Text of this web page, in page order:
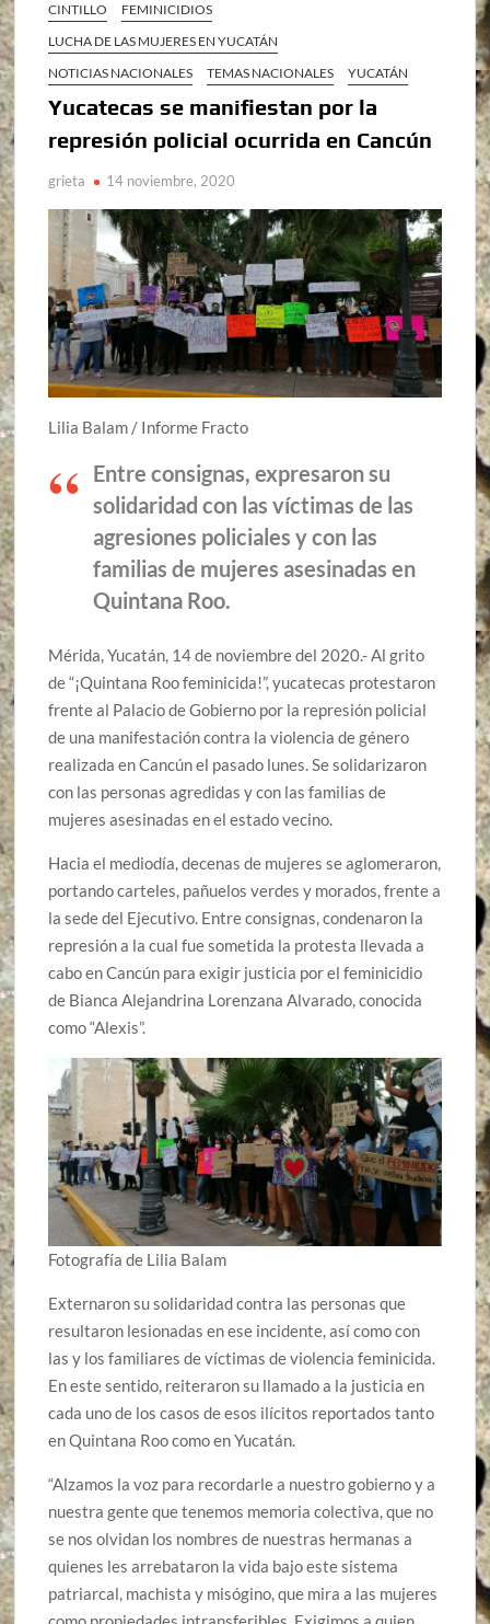
CINTILLO
FEMINICIDIOS
LUCHA DE LAS MUJERES EN YUCATÁN
NOTICIAS NACIONALES
TEMAS NACIONALES YUCATÁN
Yucatecas se manifiestan por la
represión policial ocurrida en Cancún
grieta 14 noviembre, 2020
Lilia Balam / Informe Fracto
Entre consignas, expresaron su
solidaridad con las víctimas de las
agresiones policiales y con las
familias de mujeres asesinadas en
Quintana Roo.
Mérida, Yucatán, 14 de noviembre del 2020.- Al grito
de “¡Quintana Roo feminicida!”, yucatecas protestaron
frente al Palacio de Gobierno por la represión policial
de una manifestación contra la violencia de género
realizada en Cancún el pasado lunes. Se solidarizaron
con las personas agredidas y con las familias de
mujeres asesinadas en el estado vecino.
Hacia el mediodía, decenas de mujeres se aglomeraron,
portando carteles, pañuelos verdes y morados, frente a
la sede del Ejecutivo. Entre consignas, condenaron la
represión a la cual fue sometida la protesta llevada a
cabo en Cancún para exigir justicia por el feminicidio
de Bianca Alejandrina Lorenzana Alvarado, conocida
como “Alexis”.
Fotografía de Lilia Balam
Externaron su solidaridad contra las personas que
resultaron lesionadas en ese incidente, así como con
las y los familiares de víctimas de violencia feminicida.
En este sentido, reiteraron su llamado a la justicia en
cada uno de los casos de esos ilícitos reportados tanto
en Quintana Roo como en Yucatán.
“Alzamos la voz para recordarle a nuestro gobierno y a
nuestra gente que tenemos memoria colectiva, que no
se nos olvidan los nombres de nuestras hermanas a
quienes les arrebataron la vida bajo este sistema
patriarcal, machista y misógino, que mira a las mujeres